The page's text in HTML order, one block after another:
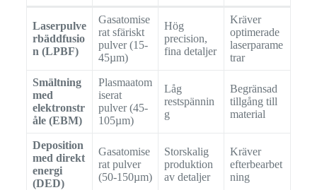
Laserpulve
rbäddfusio
n (LPBF)
Gasatomise
rat sfäriskt
pulver (15-
45µm)
Hög
precision,
fina detaljer
Kräver
optimerade
laserparame
trar
Smältning
med
elektronstr
åle (EBM)
Plasmaatom
iserat
pulver (45-
105µm)
Låg
restspännin
g
Begränsad
tillgång till
material
Deposition
med direkt
energi
(DED)
Gasatomise
rat pulver
(50-150µm)
Storskalig
produktion
av detaljer
Kräver
efterbearbet
ning